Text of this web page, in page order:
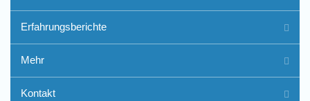
- Erfahrungsberichte
Erfahrungsberichte
Mehr
Kontakt